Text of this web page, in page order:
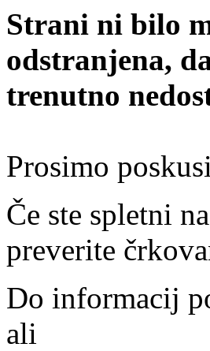
Strani ni bilo
odstranjena,
trenutno
Prosimo
Če ste spletni
preverite
Do informacij
ali